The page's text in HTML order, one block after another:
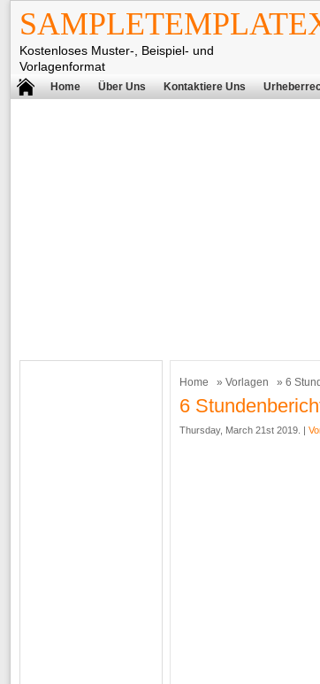
Kostenloses Muster-, Beispiel- und
Vorlagenformat
Home Über Uns Kontaktiere Uns
Home » Vorlagen » 6
6
Thursday, March 21st 2019. |